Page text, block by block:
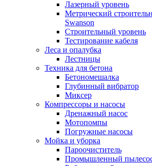
Лазерный уровень
Метрический
Swanson
Строительный уровень
Тестирование кабеля
Леса и опалубка
Лестницы
Техника для бетона
Бетономешалка
Глубинный вибратор
Миксер
Компрессоры и насосы
Дренажный насос
Мотопомпы
Погружные насосы
Мойка и уборка
Пароочиститель
Промышленный